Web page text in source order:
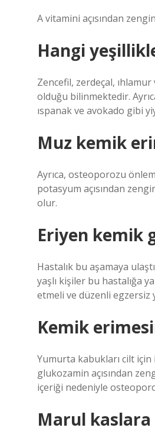
A vitamini açısından
Hangi
Zencefil, zerdeçal,
olduğu bilinmektedir.
ıspanak ve avokado gibi
Muz kemik
Ayrıca, osteoporozu
potasyum açısından
olur.
Eriyen kemik
Hastalık bu aşamaya
yaşlı kişiler bu hastalığa
etmeli ve düzenli egzersiz
Kemik
Yumurta kabukları cilt
glukozamin açısından
içeriği nedeniyle
Marul